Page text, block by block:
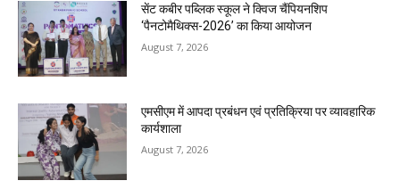
सेंट कबीर पब्लिक स्कूल ने क्विज चैंपियनशिप
‘पैनटोमैथिक्स-2026’ का किया आयोजन
August 7, 2026
एमसीएम में आपदा प्रबंधन एवं प्रतिक्रिया पर व्यावहारिक
कार्यशाला
August 7, 2026